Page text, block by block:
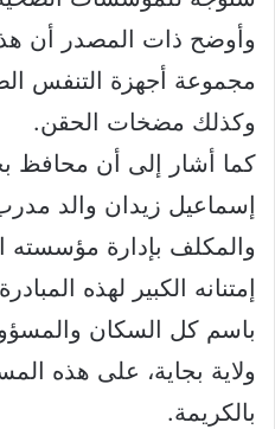
وأوضح ذات المصدر أن
مجموعة أجهزة التنفس
وكذلك مضخات الحقن.
كما أشار إلى أن محافظ
إسماعيل زيدان والد
والمكلف بإدارة مؤسسته
إمتنانه الكبير لهذه
باسم كل السكان
ولاية بجاية، على هذه
بالكريمة.